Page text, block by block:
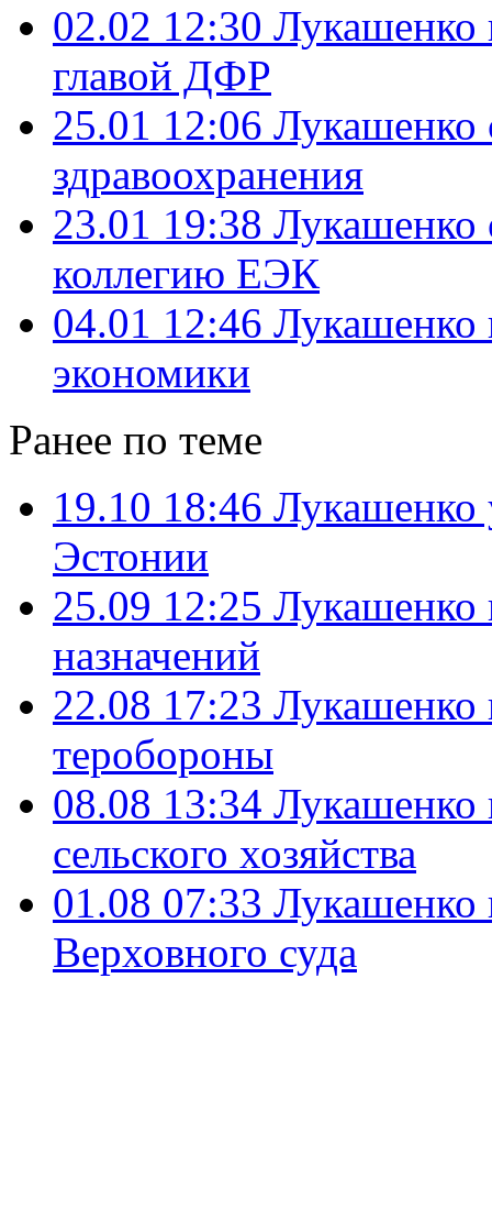
02.02 12:30 Лукашенко
главой ДФР
25.01 12:06 Лукашенко
здравоохранения
23.01 19:38 Лукашенко
коллегию ЕЭК
04.01 12:46 Лукашенко
экономики
Ранее по теме
19.10 18:46 Лукашенко
Эстонии
25.09 12:25 Лукашенко
назначений
22.08 17:23 Лукашенко
теробороны
08.08 13:34 Лукашенко
сельского хозяйства
01.08 07:33 Лукашенко
Верховного суда